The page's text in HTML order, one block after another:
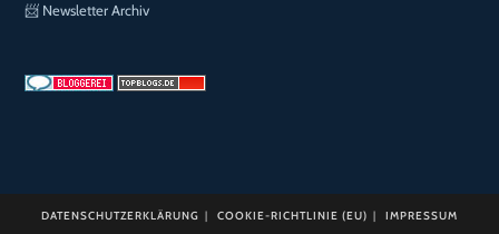
📨 Newsletter Archiv
DATENSCHUTZERKLÄRUNG COOKIE-RICHTLINIE (EU) IMPRESSUM